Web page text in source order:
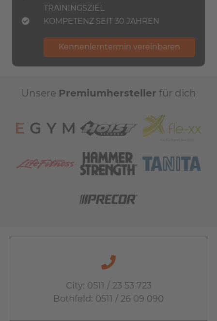
TRAININGSZIEL
KOMPETENZ SEIT 30 JAHREN
Kennenlerntermin vereinbaren
Unsere Premiumhersteller für dich
City: 0511 / 23 53 723
Bothfeld: 0511 / 26 09 090